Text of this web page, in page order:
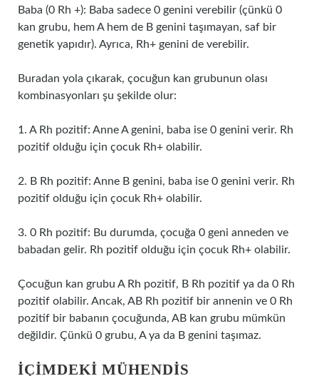
Baba (0 Rh +): Baba sadece 0 genini verebilir (çünkü 0
kan grubu, hem A hem de B genini taşımayan, saf bir
genetik yapıdır). Ayrıca, Rh+ genini de verebilir.
Buradan yola çıkarak, çocuğun kan grubunun olası
kombinasyonları şu şekilde olur:
1. A Rh pozitif: Anne A genini, baba ise 0 genini verir. Rh
pozitif olduğu için çocuk Rh+ olabilir.
2. B Rh pozitif: Anne B genini, baba ise 0 genini verir. Rh
pozitif olduğu için çocuk Rh+ olabilir.
3. 0 Rh pozitif: Bu durumda, çocuğa 0 geni anneden ve
babadan gelir. Rh pozitif olduğu için çocuk Rh+ olabilir.
Çocuğun kan grubu A Rh pozitif, B Rh pozitif ya da 0 Rh
pozitif olabilir. Ancak, AB Rh pozitif bir annenin ve 0 Rh
pozitif bir babanın çocuğunda, AB kan grubu mümkün
değildir. Çünkü 0 grubu, A ya da B genini taşımaz.
İÇIMDEKI MÜHENDIS